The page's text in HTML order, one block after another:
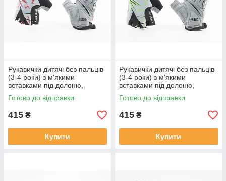
Рукавички дитячі без пальців
(3-4 роки) з м'якими
вставками під долоню,
чорно-сіро-червоні SKG-
1553, ВЕЛОЕКІПІРУВАННЯ,
Готово до відправки
415 ₴
Купити
Рукавички дитячі без пальців
(3-4 роки) з м'якими
вставками під долоню,
чорно-сіро-зелені SKG-1553,
ВЕЛОЕКІПІРУВАННЯ, SV-
Готово до відправки
415 ₴
Купити